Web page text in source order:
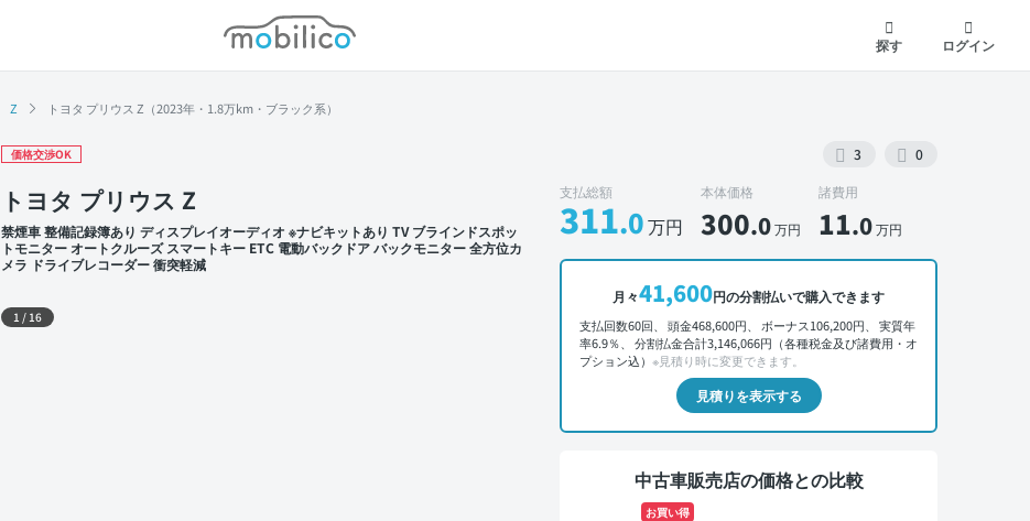
モビリコ
探す
ログイン
Z トヨタ プリウス Z（2023年・1.8万km・ブラック系）
価格交渉OK 3 0
トヨタ プリウス Z
禁煙車 整備記録簿あり ディスプレイオーディオ ※ナビキットあり TV ブラインドスポッ
トモニター オートクルーズ スマートキー ETC 電動バックドア バックモニター 全方位カ
メラ ドライブレコーダー 衝突軽減
外装 左前
1 /16
支払総額
311.0万円
本体価格
300.0万円
諸費用
11.0万円
月々41,600円の分割払いで購入できます
支払回数60回、 頭金468,600円、 ボーナス106,200円、 実質年
率6.9％、 分割払金合計3,146,066円（各種税金及び諸費用・オ
プション込） ※見積り時に変更できます。
見積りを表示する
中古車販売店の価格との比較
お買い得